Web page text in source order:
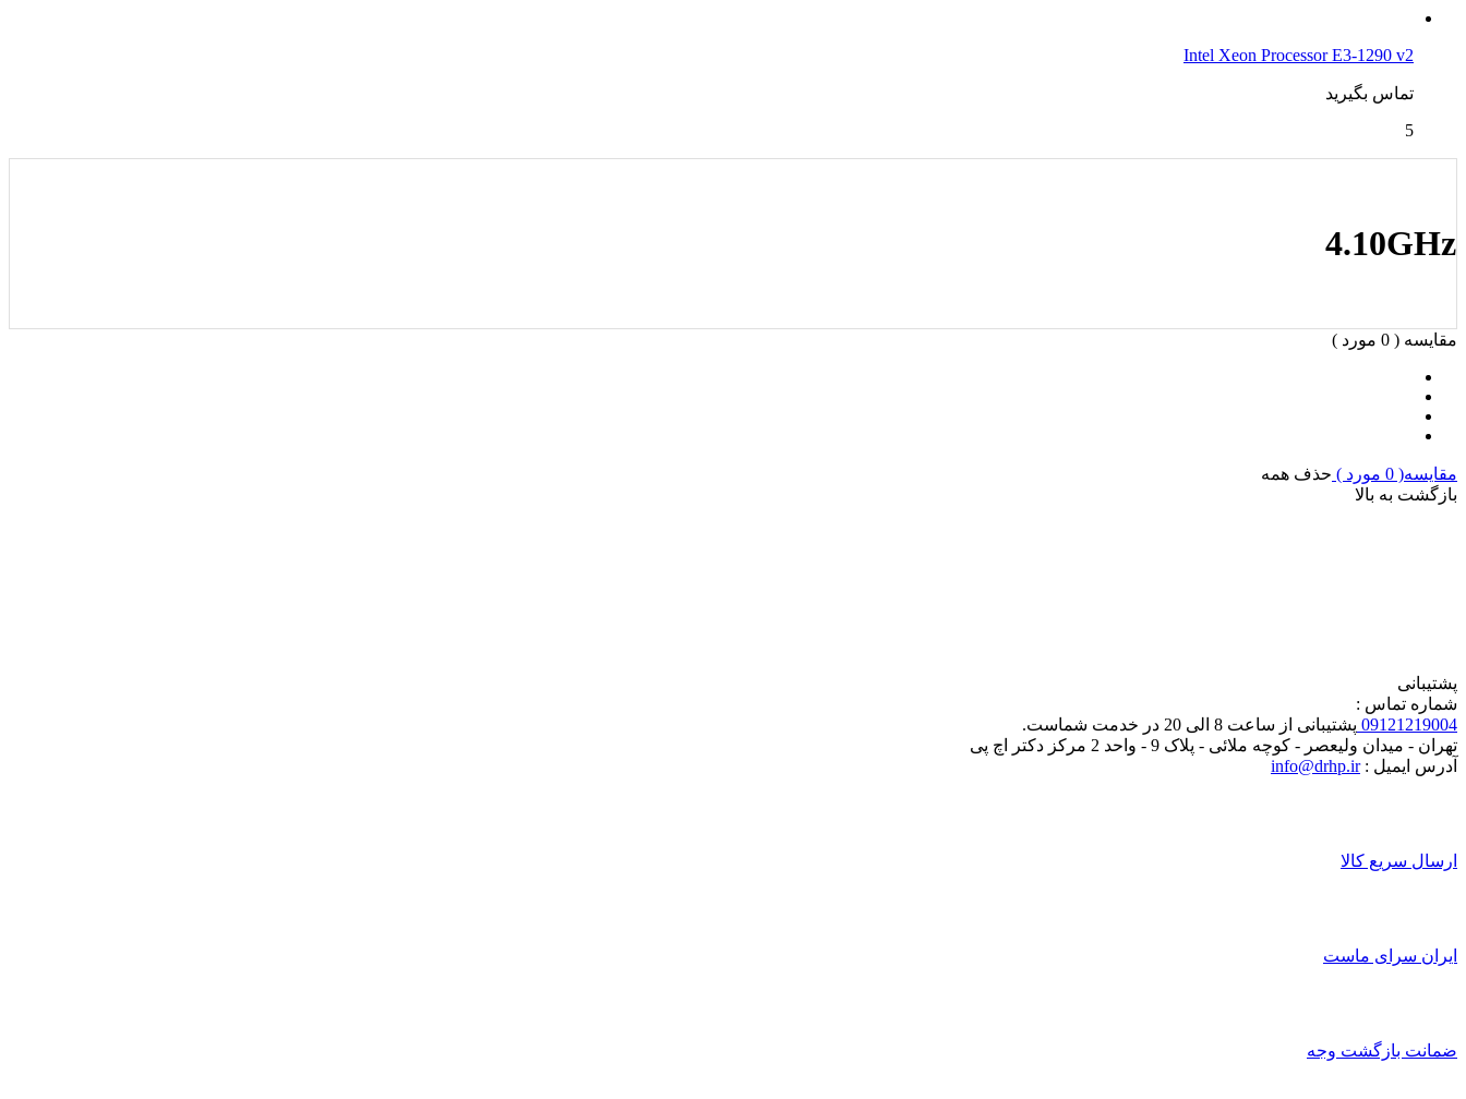
Intel Xeon Processor E3-1290 v2
تماس بگیرید
5
4.10GHz
مقایسه ( 0 مورد )
مقایسه( 0 مورد ) حذف همه
بازگشت به بالا
پشتیبانی
شماره تماس :
09121219004 پشتیبانی از ساعت 8 الی 20 در خدمت شماست.
تهران - میدان ولیعصر - کوچه ملائی - پلاک 9 - واحد 2 مرکز دکتر اچ پی
آدرس ایمیل : info@drhp.ir
ارسال سریع کالا
ایران سرای ماست
ضمانت بازگشت وجه